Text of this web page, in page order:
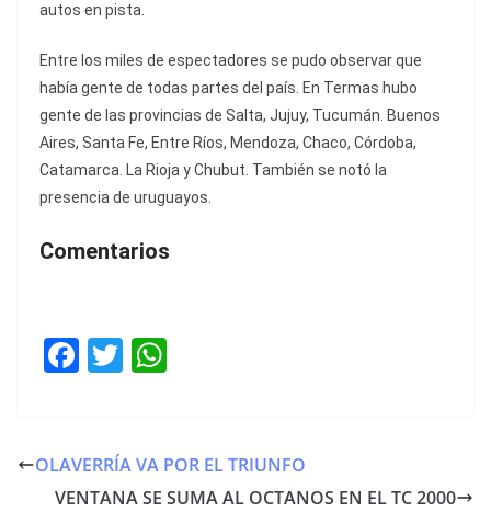
autos en pista.
Entre los miles de espectadores se pudo observar que
había gente de todas partes del país. En Termas hubo
gente de las provincias de Salta, Jujuy, Tucumán. Buenos
Aires, Santa Fe, Entre Ríos, Mendoza, Chaco, Córdoba,
Catamarca. La Rioja y Chubut. También se notó la
presencia de uruguayos.
Comentarios
F
e
b
T
er s
A
OLAVERRÍA VA POR EL TRIUNFO
VENTANA SE SUMA AL OCTANOS EN EL TC 2000